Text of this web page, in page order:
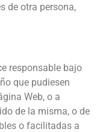
de otra persona,
responsable bajo
que pudiesen
Web, o a
de la misma, o de
o facilitadas a